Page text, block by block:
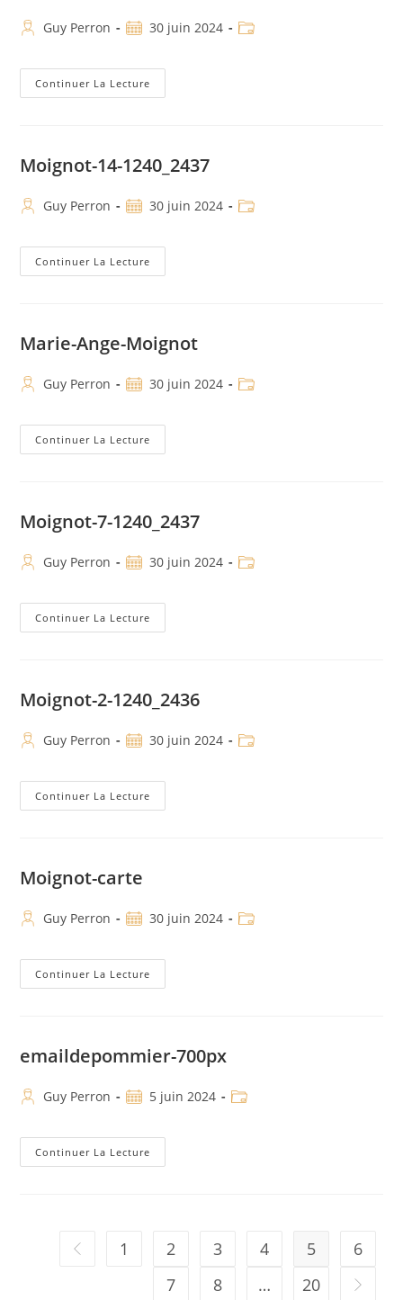
Guy Perron 30 juin 2024
Continuer La Lecture
Moignot-14-1240_2437
Guy Perron 30 juin 2024
Continuer La Lecture
Marie-Ange-Moignot
Guy Perron 30 juin 2024
Continuer La Lecture
Moignot-7-1240_2437
Guy Perron 30 juin 2024
Continuer La Lecture
Moignot-2-1240_2436
Guy Perron 30 juin 2024
Continuer La Lecture
Moignot-carte
Guy Perron 30 juin 2024
Continuer La Lecture
emaildepommier-700px
Guy Perron 5 juin 2024
Continuer La Lecture
1 2 3 4 5
6
7
8 … 20